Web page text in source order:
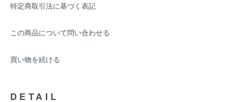
特定商取引法に基づく表記
この商品について問い合わせる
買い物を続ける
DETAIL